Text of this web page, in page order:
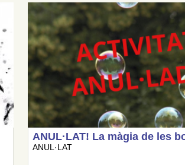
ANUL·LAT! La màgia de les
ANUL·LAT